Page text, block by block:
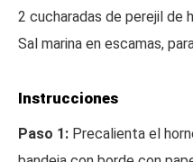
2 cucharadas de perejil de
Sal marina en escamas,
Instrucciones
Paso 1: Precalienta el